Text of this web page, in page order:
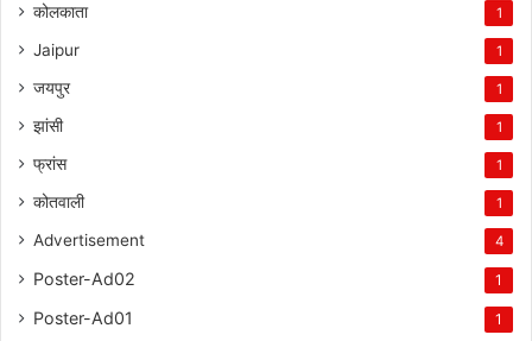
कोलकाता 1
Jaipur 1
जयपुर 1
झांसी 1
फ्रांस 1
कोतवाली 1
Advertisement 4
Poster-Ad02 1
Poster-Ad01 1